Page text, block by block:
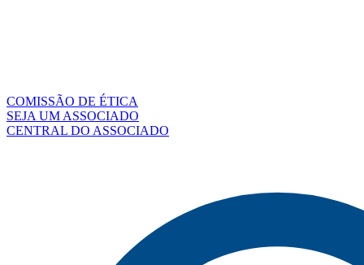
COMISSÃO DE ÉTICA
SEJA UM ASSOCIADO
CENTRAL DO ASSOCIADO